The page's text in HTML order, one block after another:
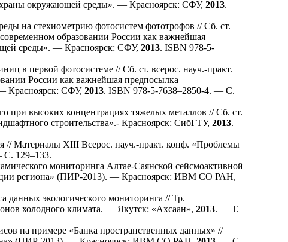
окружающей среды». — Красноярск: СФУ, 2013.
на стехиометрию фотосистем фототрофов // Сб. ст.
образовании России как важнейшая
среды». — Красноярск: СФУ, 2013. ISBN 978-5-
в первой фотосистеме // Сб. ст. всерос. науч.-практ.
России как важнейшая предпосылка
Красноярск: СФУ, 2013. ISBN 978-5-7638–2850-4. — С.
при высоких концентрациях тяжелых металлов // Сб. ст.
строительства».- Красноярск: СибГТУ, 2013.
// Материалы XIII Всерос. науч.-практ. конф. «Проблемы
С. 1 29–133.
мониторинга Алтае-Саянской сейсмоактивной
региона» (ПИР-2013). — Красноярск: ИВМ СО РАН,
данных экологического мониторинга // Тр.
холодного климата. — Якутск: «Ахсаан», 2013. — Т.
на примере «Банка пространственных данных» //